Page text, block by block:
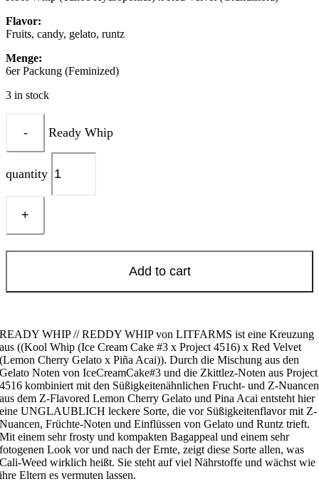
Flavor:
Fruits, candy, gelato, runtz
Menge:
6er Packung (Feminized)
3 in stock
Ready Whip
quantity
Add to cart
READY WHIP // REDDY WHIP von LITFARMS ist eine Kreuzung
aus ((Kool Whip (Ice Cream Cake #3 x Project 4516) x Red Velvet
(Lemon Cherry Gelato x Piña Acai)). Durch die Mischung aus den
Gelato Noten von IceCreamCake#3 und die Zkittlez-Noten aus Project
4516 kombiniert mit den Süßigkeitenähnlichen Frucht- und Z-Nuancen
aus dem Z-Flavored Lemon Cherry Gelato und Pina Acai entsteht hier
eine UNGLAUBLICH leckere Sorte, die vor Süßigkeitenflavor mit Z-
Nuancen, Früchte-Noten und Einflüssen von Gelato und Runtz trieft.
Mit einem sehr frosty und kompakten Bagappeal und einem sehr
fotogenen Look vor und nach der Ernte, zeigt diese Sorte allen, was
Cali-Weed wirklich heißt. Sie steht auf viel Nährstoffe und wächst wie
ihre Eltern es vermuten lassen.